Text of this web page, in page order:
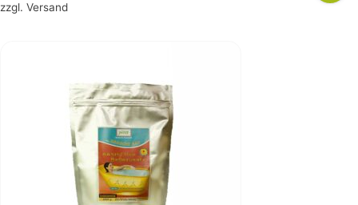
zzgl. Versand